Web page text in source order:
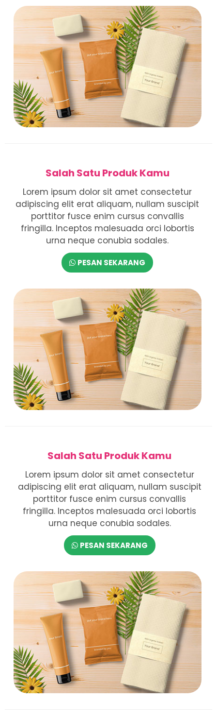
Salah Satu Produk Kamu
Lorem ipsum dolor sit amet consectetur
adipiscing elit erat aliquam, nullam suscipit
porttitor fusce enim cursus convallis
fringilla. Inceptos malesuada orci lobortis
urna neque conubia sodales.
PESAN SEKARANG
Salah Satu Produk Kamu
Lorem ipsum dolor sit amet consectetur
adipiscing elit erat aliquam, nullam suscipit
porttitor fusce enim cursus convallis
fringilla. Inceptos malesuada orci lobortis
urna neque conubia sodales.
PESAN SEKARANG